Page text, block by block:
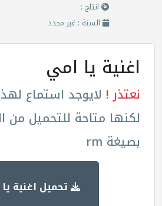
انتاج :
السنة : غير محدد
اغنية يا امي
نعتذر ! لايوجد استماع
لكنها متاحة للتحميل من
بصيغة rm
تحميل اغنية